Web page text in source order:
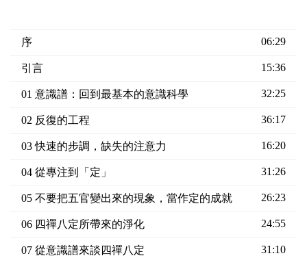
序 06:29
引言 15:36
01 意識譜：回到最基本的意識科學 32:25
02 反復的工程 36:17
03 快速的步調，缺失的注意力 16:20
04 從專注到「定」 31:26
05 不要把五官變出來的現象，當作定的成就 26:23
06 四禪八定所帶來的淨化 24:55
07 從意識譜來談四禪八定 31:10